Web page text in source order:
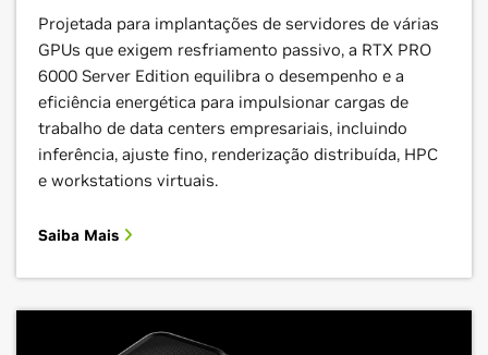
Projetada para implantações de servidores de várias
GPUs que exigem resfriamento passivo, a RTX PRO
6000 Server Edition equilibra o desempenho e a
eficiência energética para impulsionar cargas de
trabalho de data centers empresariais, incluindo
inferência, ajuste fino, renderização distribuída, HPC
e workstations virtuais.
Saiba Mais